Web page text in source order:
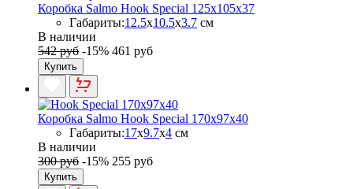
Коробка Salmo Hook Special 125х105х37
Габариты:12.5x10.5x3.7 см
В наличии
542 руб -15% 461 руб
Купить
Коробка Salmo Hook Special 170x97x40
Габариты:17x9.7x4 см
В наличии
300 руб -15% 255 руб
Купить